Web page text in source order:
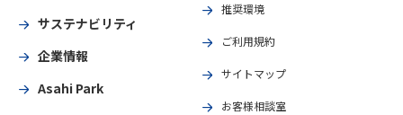
サステナビリティ
企業情報
Asahi Park
推奨環境
ご利用規約
サイトマップ
お客様相談室